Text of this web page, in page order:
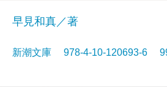
早見和真／著
新潮文庫 978-4-10-120693-6